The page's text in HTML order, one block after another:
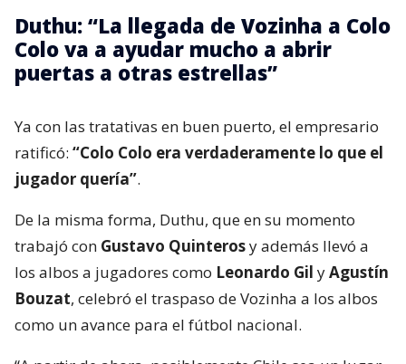
Duthu: “La llegada de Vozinha a Colo
Colo va a ayudar mucho a abrir
puertas a otras estrellas”
Ya con las tratativas en buen puerto, el empresario
ratificó: “Colo Colo era verdaderamente lo que el
jugador quería”.
De la misma forma, Duthu, que en su momento
trabajó con Gustavo Quinterosy además llevó a
los albos a jugadores como Leonardo Gil yAgustín
Bouzat, celebró el traspaso de Vozinha a los albos
como un avance para el fútbol nacional.